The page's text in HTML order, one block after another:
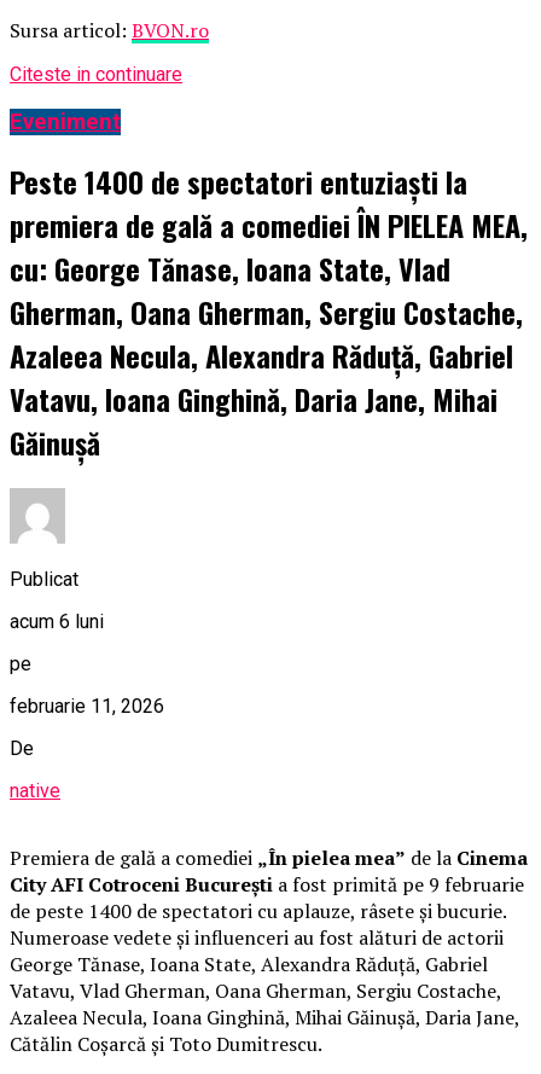
Sursa articol: BVON.ro
Citeste in continuare
Eveniment
Peste 1400 de spectatori entuziaști la
premiera de gală a comediei ÎN PIELEA MEA,
cu: George Tănase, Ioana State, Vlad
Gherman, Oana Gherman, Sergiu Costache,
Azaleea Necula, Alexandra Răduță, Gabriel
Vatavu, Ioana Ginghină, Daria Jane, Mihai
Găinușă
Publicat
acum 6 luni
pe
februarie 11, 2026
De
native
Premiera de gală a comediei „În pielea mea” de la Cinema
City AFI Cotroceni București a fost primită pe 9 februarie
de peste 1400 de spectatori cu aplauze, râsete și bucurie.
Numeroase vedete și influenceri au fost alături de actorii
George Tănase, Ioana State, Alexandra Răduță, Gabriel
Vatavu, Vlad Gherman, Oana Gherman, Sergiu Costache,
Azaleea Necula, Ioana Ginghină, Mihai Găinușă, Daria Jane,
Cătălin Coșarcă și Toto Dumitrescu.